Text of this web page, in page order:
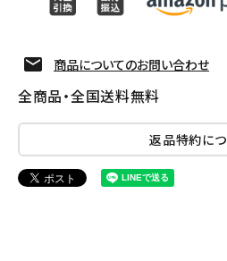
商品についてのお問い合わせ
全商品・全国送料無料
返品特約に